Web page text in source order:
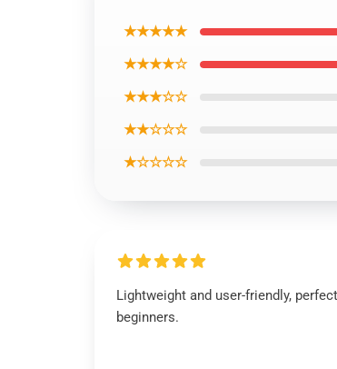
★★★★★
★★★★☆
★★★☆☆
★★☆☆☆
★☆☆☆☆
Lightweight and user-friendly,
beginners.